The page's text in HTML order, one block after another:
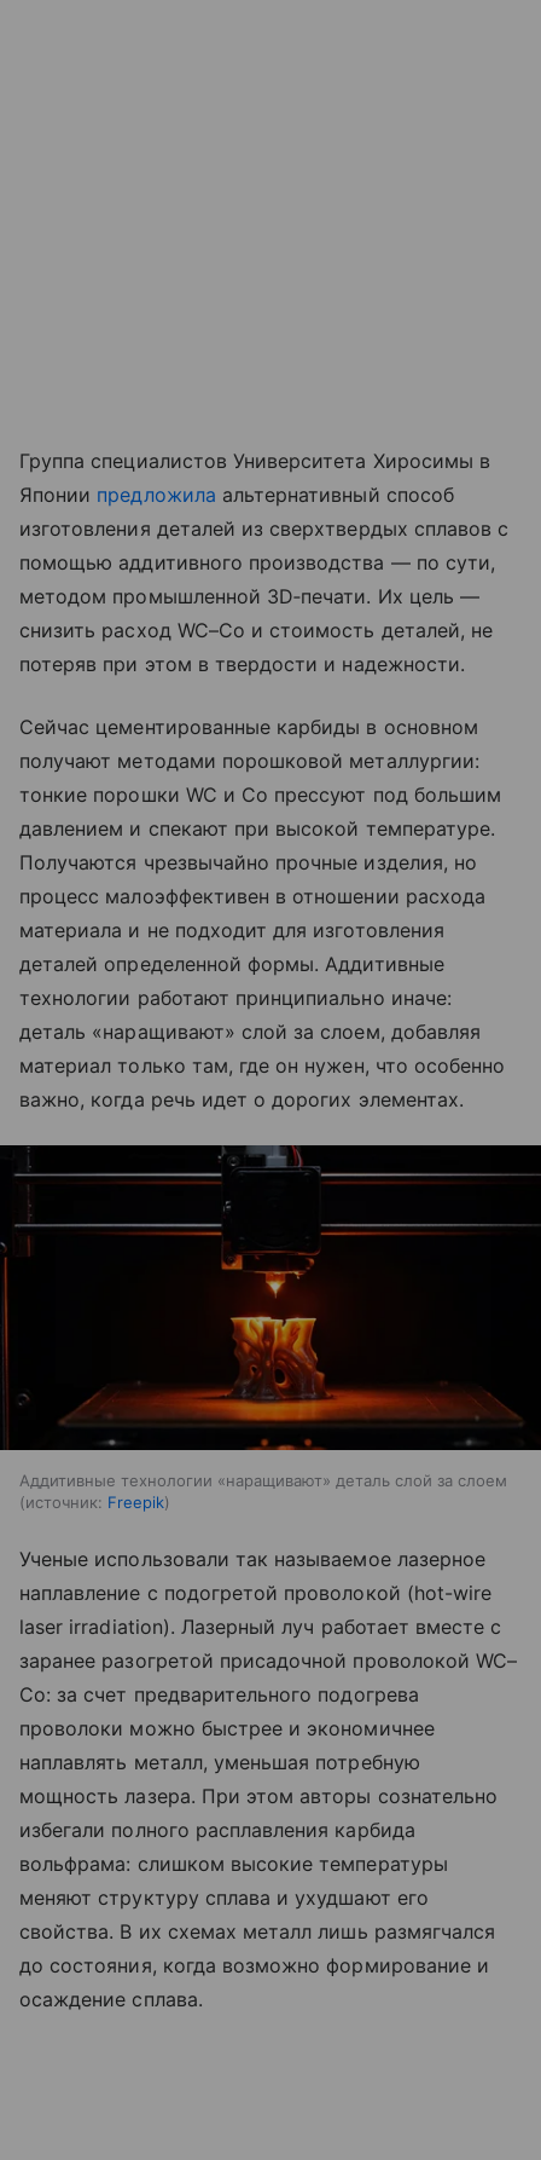
Группа специалистов Университета Хиросимы в
Японии предложила альтернативный способ
изготовления деталей из сверхтвердых сплавов с
помощью аддитивного производства — по сути,
методом промышленной 3D‑печати. Их цель —
снизить расход WC–Co и стоимость деталей, не
потеряв при этом в твердости и надежности.
Сейчас цементированные карбиды в основном
получают методами порошковой металлургии:
тонкие порошки WC и Co прессуют под большим
давлением и спекают при высокой температуре.
Получаются чрезвычайно прочные изделия, но
процесс малоэффективен в отношении расхода
материала и не подходит для изготовления
деталей определенной формы. Аддитивные
технологии работают принципиально иначе:
деталь «наращивают» слой за слоем, добавляя
материал только там, где он нужен, что особенно
важно, когда речь идет о дорогих элементах.
Аддитивные технологии «наращивают» деталь слой за слоем
источник: Freepik
Ученые использовали так называемое лазерное
наплавление с подогретой проволокой (hot-wire
laser irradiation). Лазерный луч работает вместе с
заранее разогретой присадочной проволокой WC–
Co: за счет предварительного подогрева
проволоки можно быстрее и экономичнее
наплавлять металл, уменьшая потребную
мощность лазера. При этом авторы сознательно
избегали полного расплавления карбида
вольфрама: слишком высокие температуры
меняют структуру сплава и ухудшают его
свойства. В их схемах металл лишь размягчался
до состояния, когда возможно формирование и
осаждение сплава.